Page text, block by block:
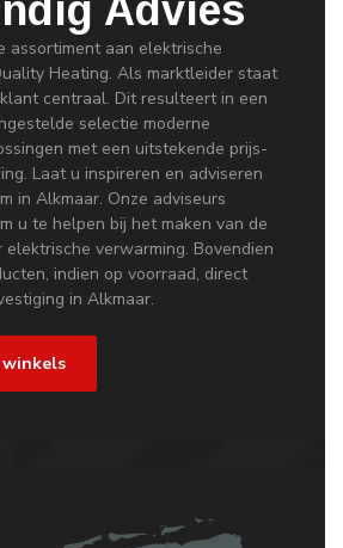
Advies
assortiment aan elektrische
Heating. Als marktleider staat
centraal. Dit resulteert in een
selectie moderne
met een uitstekende prijs-
Laat u inspireren en adviseren
in Alkmaar. Onze adviseurs
u te helpen bij het maken van de
elektrische verwarming. Bovendien
indien op voorraad, direct
in Alkmaar.
winkels